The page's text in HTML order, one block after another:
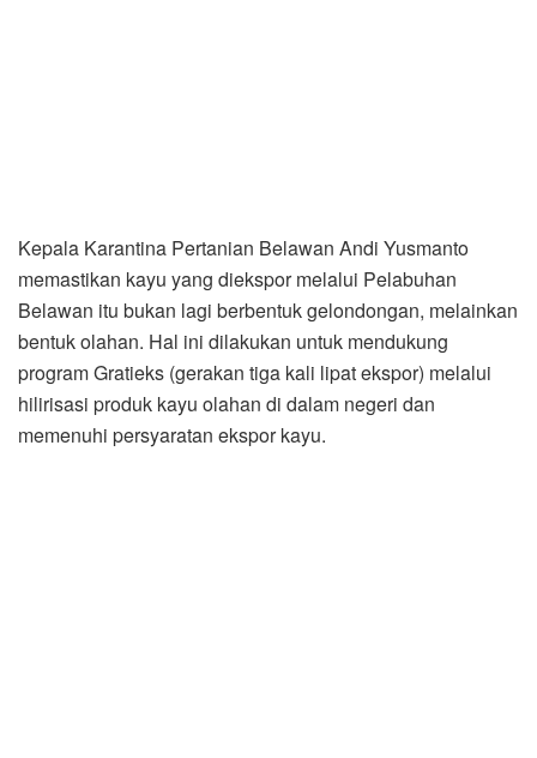
Kepala Karantina Pertanian Belawan Andi Yusmanto
memastikan kayu yang diekspor melalui Pelabuhan
Belawan itu bukan lagi berbentuk gelondongan, melainkan
bentuk olahan. Hal ini dilakukan untuk mendukung
program Gratieks (gerakan tiga kali lipat ekspor) melalui
hilirisasi produk kayu olahan di dalam negeri dan
memenuhi persyaratan ekspor kayu.